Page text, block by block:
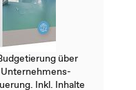
über
Inkl. Inhalte